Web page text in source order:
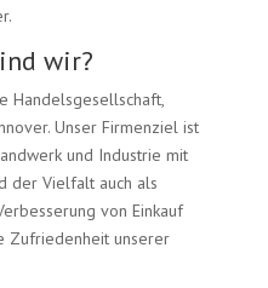
wir?
Handelsgesellschaft,
Unser Firmenziel ist
und Industrie mit
der Vielfalt auch als
von Einkauf
Zufriedenheit unserer